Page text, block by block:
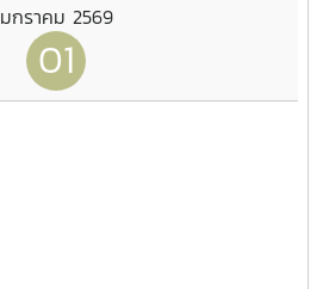
มกราคม 2569
01